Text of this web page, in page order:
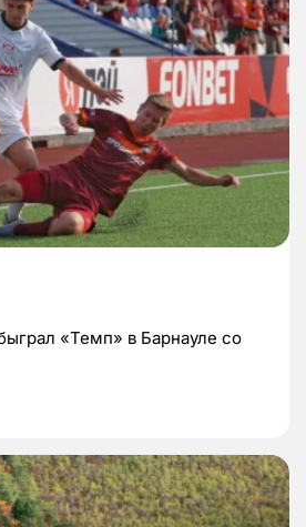
«Темп» в Барнауле со